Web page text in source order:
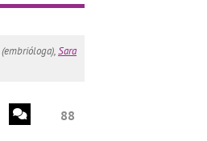
(embrióloga),Sara
88